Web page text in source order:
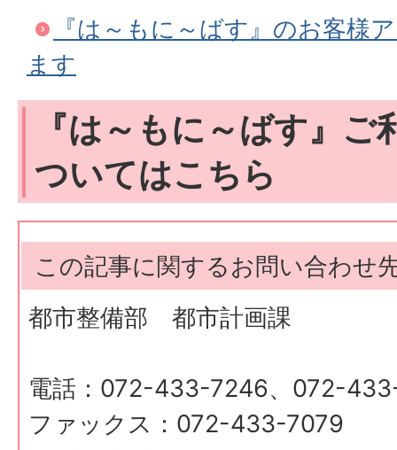
『は～もに～ばす』のお客様
ます
『は～もに～ばす』ご
ついてはこちら
この記事に関するお問い合わせ
都市整備部 都市計画課
電話：072-433-7246、072-
ファックス：072-433-7079